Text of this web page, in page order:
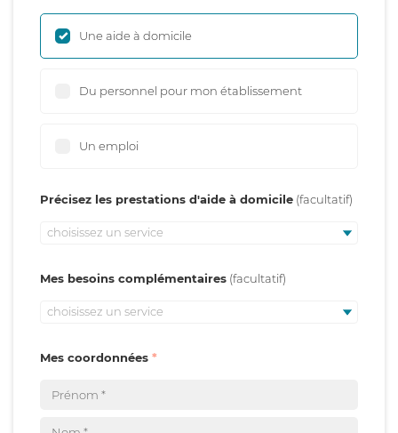
Une aide à domicile
Du personnel pour mon établissement
Un emploi
Précisez les prestations d'aide à domicile
choisissez un service
Mes besoins complémentaires
choisissez un service
Mes coordonnées